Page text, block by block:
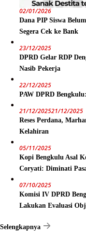
02/01/2026
Dana PIP Siswa
Segera Cek ke Bank
23/12/2025
DPRD Gelar RDP
Nasib Pekerja
22/12/2025
PAW DPRD
21/12/202521/12/2025
Reses Perdana,
Kelahiran
05/11/2025
Kopi Bengkulu Asal
Coryati: Diminati
07/10/2025
Komisi IV DPRD
Lakukan Evaluasi
Selengkapnya